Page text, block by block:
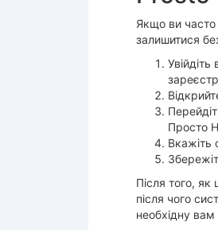
Якщо ви
залишитися
Просто
Вкажіть
Після того,
після чого
необхідну